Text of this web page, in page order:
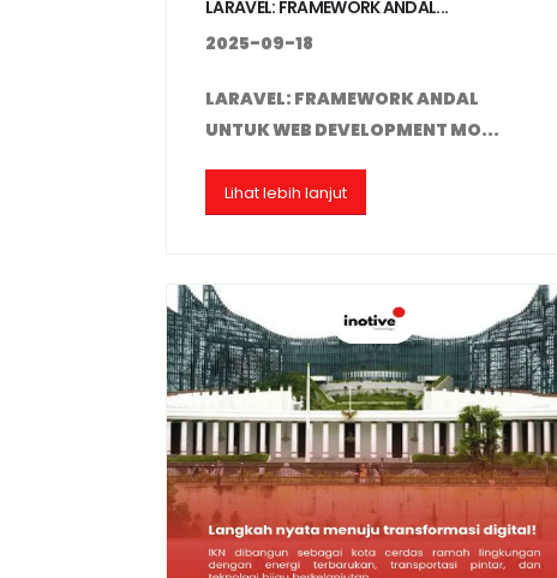
LARAVEL: FRAMEWORK ANDAL...
2025-09-18
LARAVEL: FRAMEWORK ANDAL
UNTUK WEB DEVELOPMENT MO...
Lihat lebih lanjut